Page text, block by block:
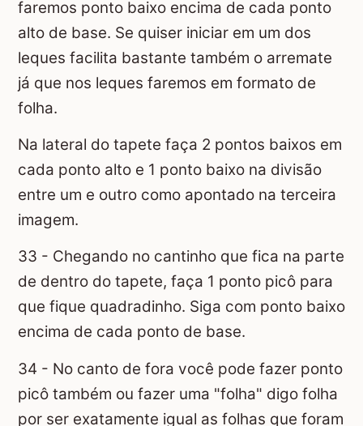
faremos ponto baixo encima de cada ponto
alto de base. Se quiser iniciar em um dos
leques facilita bastante também o arremate
já que nos leques faremos em formato de
folha.
Na lateral do tapete faça 2 pontos baixos em
cada ponto alto e 1 ponto baixo na divisão
entre um e outro como apontado na terceira
imagem.
33 - Chegando no cantinho que fica na parte
de dentro do tapete, faça 1 ponto picô para
que fique quadradinho. Siga com ponto baixo
encima de cada ponto de base.
34 - No canto de fora você pode fazer ponto
picô também ou fazer uma "folha" digo folha
por ser exatamente igual as folhas que foram